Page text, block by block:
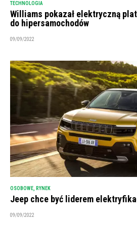
TECHNOLOGIA
Williams pokazał elektryczną
do hipersamochodów
09/09/2022
OSOBOWE RYNEK
Jeep chce być liderem
09/09/2022